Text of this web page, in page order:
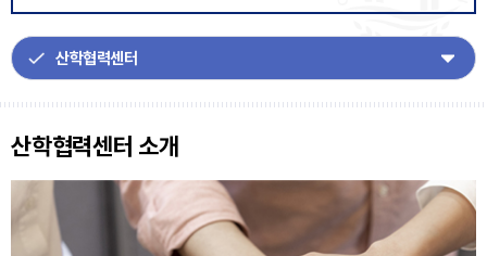
이
콘
산학협력센터 소개